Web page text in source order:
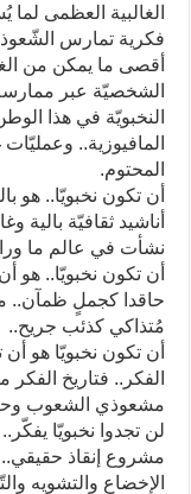
الغالبية العظمى
فكرية تمارس
أقصى ما يمكن من
الشخصيّة عبر
النخبويّة في هذا
المافيوزية..
المحتوم.
أن تكون نخبويّا.. هو
أناشيد ثقافيّة بالية
نشأت في عالم ما
أن تكون نخبويّا.. هو
حاقدا كجملٍ ظمآن..
مُتذاكي كذئب جريح..
أن تكون نخبويّا هو
الفكر.. فتاريخ
مشعوذي الشعوب
لن تجدوا نخبويّا
مشروع إنقاذ
الإخضاع والتشويه